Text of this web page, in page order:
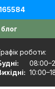
роботи: